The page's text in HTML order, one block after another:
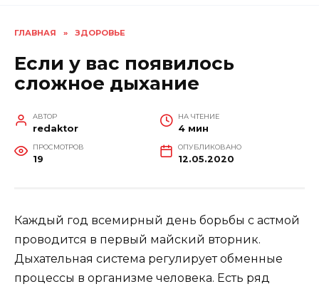
ГЛАВНАЯ » ЗДОРОВЬЕ
Если у вас появилось
сложное дыхание
АВТОР
redaktor
НА ЧТЕНИЕ
4 мин
ПРОСМОТРОВ
19
ОПУБЛИКОВАНО
12.05.2020
Каждый год всемирный день борьбы с астмой
проводится в первый майский вторник.
Дыхательная система регулирует обменные
процессы в организме человека. Есть ряд